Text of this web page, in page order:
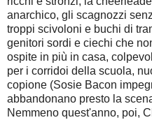
anarchico, gli scagnozzi
troppi scivoloni e buchi di
genitori sordi e ciechi che
ospite in più in casa,
per i corridoi della scuola,
copione (Sosie Bacon
abbandonano presto la
Nemmeno quest'anno, poi,